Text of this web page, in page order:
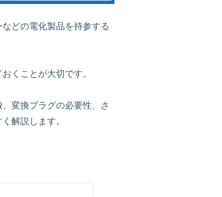
どの電化製品を持参する
くことが大切です。
変換プラグの必要性、さ
解説します。